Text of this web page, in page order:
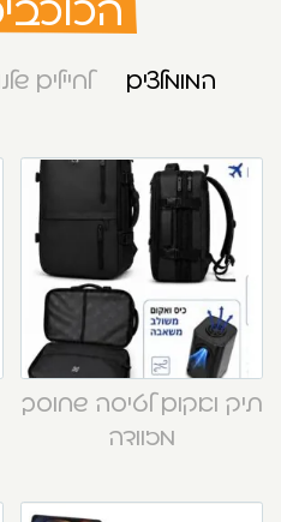
המומלצים לחיילים
תיק ואקום לטיסה שחוסך
מזוודה